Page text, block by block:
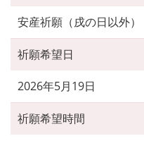
安産祈願（戌の日以外）
祈願希望日
2026年5月19日
祈願希望時間